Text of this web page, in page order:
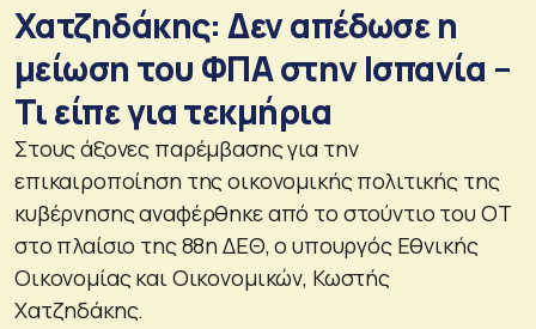
Χατζηδάκης: Δεν απέδωσε η
μείωση του ΦΠΑ στην Ισπανία –
Τι είπε για τεκμήρια
Στους άξονες παρέμβασης για την
επικαιροποίηση της οικονομικής πολιτικής της
κυβέρνησης αναφέρθηκε από το στούντιο του ΟΤ
στο πλαίσιο της 88η ΔΕΘ, ο υπουργός Εθνικής
Οικονομίας και Οικονομικών, Κωστής
Χατζηδάκης.